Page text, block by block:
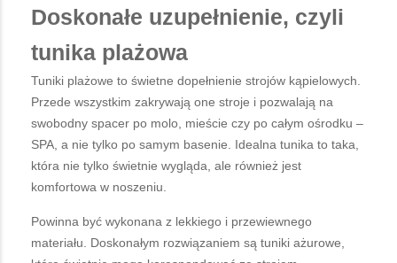
Doskonałe uzupełnienie, czyli
tunika plażowa
Tuniki plażowe to świetne dopełnienie strojów kąpielowych.
Przede wszystkim zakrywają one stroje i pozwalają na
swobodny spacer po molo, mieście czy po całym ośrodku –
SPA, a nie tylko po samym basenie. Idealna tunika to taka,
która nie tylko świetnie wygląda, ale również jest
komfortowa w noszeniu.
Powinna być wykonana z lekkiego i przewiewnego
materiału. Doskonałym rozwiązaniem są tuniki ażurowe,